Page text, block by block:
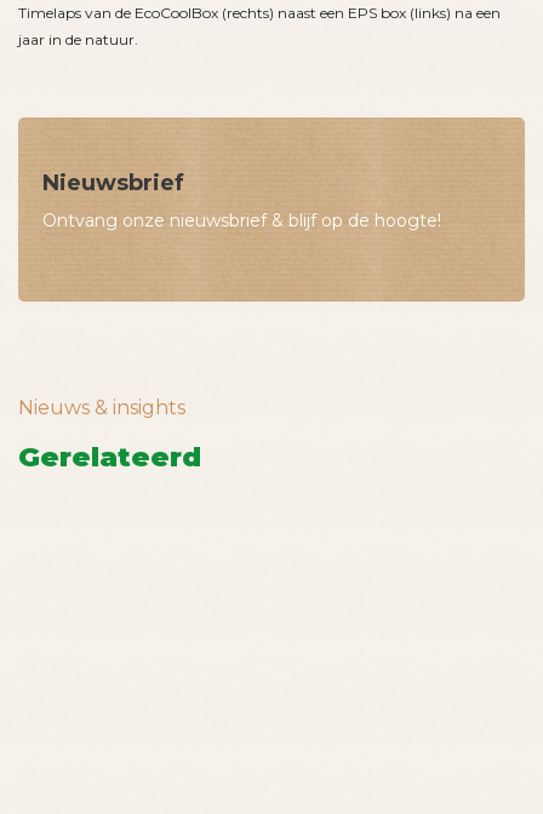
Timelaps van de EcoCoolBox (rechts) naast een EPS box (links) na een
jaar in de natuur.
Nieuwsbrief
Ontvang onze nieuwsbrief & blijf op de hoogte!
Nieuws & insights
Gerelateerd